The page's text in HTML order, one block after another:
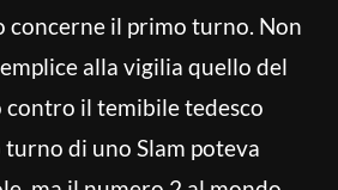
concerne il primo turno. Non
alla vigilia quello del
contro il temibile tedesco
di uno Slam poteva